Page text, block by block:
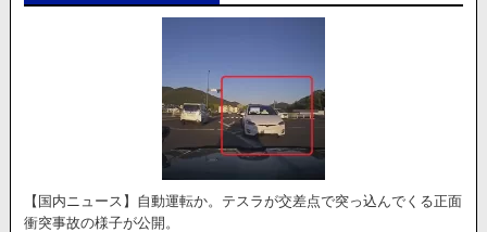
【国内ニュース】自動運転か。テスラが交差点で突っ込んでくる正面
衝突事故の様子が公開。